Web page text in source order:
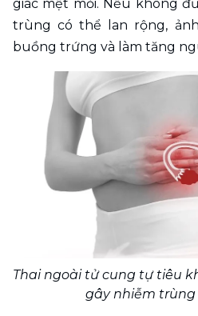
giác mệt mỏi. Nếu không
trùng có thể lan rộng,
buồng trứng và làm tăng
Thai ngoài tử cung tự tiêu
gây nhiễm